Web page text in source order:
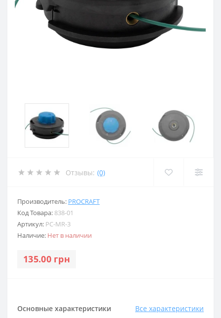
Отзывы: (0)
Производитель: PROCRAFT
Код Товара: 838-01
Артикул: PC-MR-3
Наличие: Нет в наличии
135.00 грн
Основные характеристики Все характеристики